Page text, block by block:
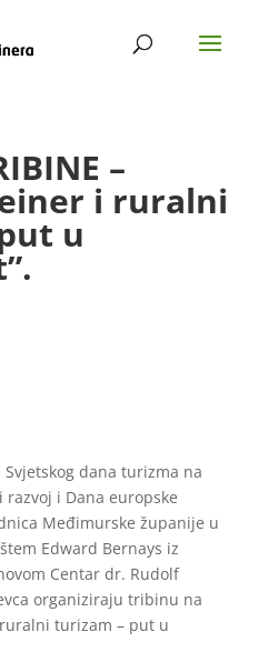
–
i ruralni
u
dana turizma na
i Dana europske
Međimurske županije u
Edward Bernays iz
Centar dr. Rudolf
organiziraju tribinu na
turizam – put u